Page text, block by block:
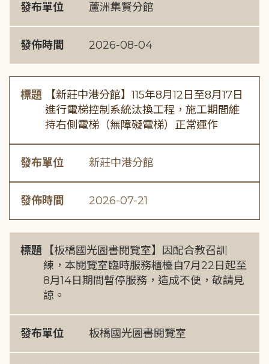
發布單位 蘆洲集賢分館
發佈時間 2026-08-04
標題
【新莊中港分館】115年8月12日至8月17日
進行電梯控制系統汰換工程，施工期間維
持右側電梯（無障礙電梯）正常運作
發布單位 新莊中港分館
發佈時間 2026-07-21
標題
【板橋國光圖書閱覽室】因配合教召訓
練，本閱覽室臨時服務櫃檯自7月22日起至
8月14日期間暫停服務，造成不便，敬請見
諒。
發布單位 板橋國光圖書閱覽室